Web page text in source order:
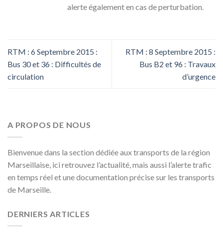
alerte également en cas de perturbation.
RTM : 6 Septembre 2015 :
Bus 30 et 36 : Difficultés de
circulation
RTM : 8 Septembre 2015 :
Bus B2 et 96 : Travaux
d’urgence
A PROPOS DE NOUS
Bienvenue dans la section dédiée aux transports de la région
Marseillaise, ici retrouvez l’actualité, mais aussi l’alerte trafic
en temps réel et une documentation précise sur les transports
de Marseille.
DERNIERS ARTICLES